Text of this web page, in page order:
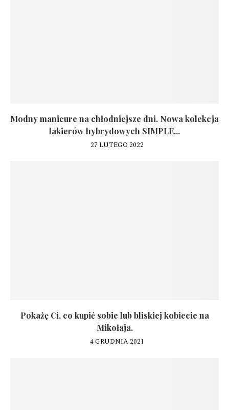
Modny manicure na chłodniejsze dni. Nowa kolekcja
lakierów hybrydowych SIMPLE...
27 LUTEGO 2022
Pokażę Ci, co kupić sobie lub bliskiej kobiecie na
Mikołaja.
4 GRUDNIA 2021